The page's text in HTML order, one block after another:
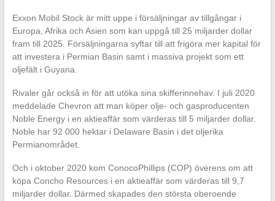
Exxon Mobil Stock är mitt uppe i försäljningar av tillgångar i
Europa, Afrika och Asien som kan uppgå till 25 miljarder dollar
fram till 2025. Försäljningarna syftar till att frigöra mer kapital för
att investera i Permian Basin samt i massiva projekt som ett
oljefält i Guyana.
Rivaler går också in för att utöka sina skifferinnehav. I juli 2020
meddelade Chevron att man köper olje- och gasproducenten
Noble Energy i en aktieaffär som värderas till 5 miljarder dollar.
Noble har 92 000 hektar i Delaware Basin i det oljerika
Permianområdet.
Och i oktober 2020 kom ConocoPhillips (COP) överens om att
köpa Concho Resources i en aktieaffär som värderas till 9,7
miljarder dollar. Därmed skapades den största oberoende